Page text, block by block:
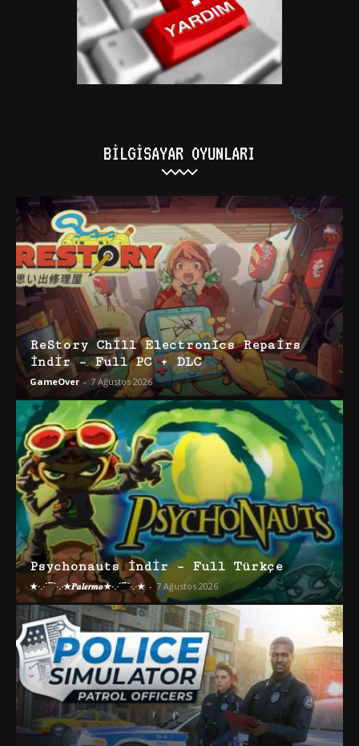
BILGISAYAR OYUNLARI
ReStory Chill Electronics Repairs
İndir – Full PC + DLC
GameOver - 7 Ağustos 2026
Psychonauts İndir – Full Türkçe
★·.·´¯`·.·★𝑷𝒂𝒍𝒆𝒓𝒎𝒐★·.·´¯`·.·★ - 7 Ağustos 2026